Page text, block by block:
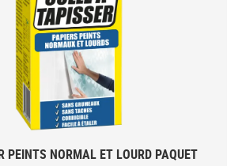
PEINTS NORMAL ET LOURD PAQUET